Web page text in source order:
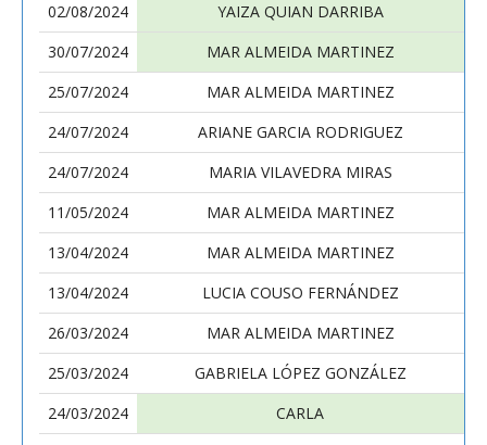
02/08/2024
YAIZA QUIAN DARRIBA
30/07/2024
MAR ALMEIDA MARTINEZ
25/07/2024
MAR ALMEIDA MARTINEZ
24/07/2024
ARIANE GARCIA RODRIGUEZ
24/07/2024
MARIA VILAVEDRA MIRAS
11/05/2024
MAR ALMEIDA MARTINEZ
13/04/2024
MAR ALMEIDA MARTINEZ
13/04/2024
LUCIA COUSO FERNÁNDEZ
26/03/2024
MAR ALMEIDA MARTINEZ
25/03/2024
GABRIELA LÓPEZ GONZÁLEZ
24/03/2024
CARLA